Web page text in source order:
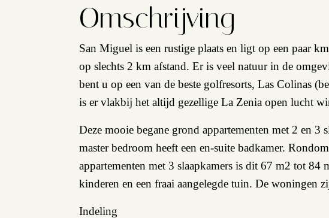
Omschrijving
San Miguel is een rustige plaats en ligt op een paar
op slechts 2 km afstand. Er is veel natuur in de
bent u op een van de beste golfresorts, Las Colinas
is er vlakbij het altijd gezellige La Zenia open lucht
Deze mooie begane grond appartementen met 2 en
master bedroom heeft een en-suite badkamer.
appartementen met 3 slaapkamers is dit 67 m2 tot 84
kinderen en een fraai aangelegde tuin. De woningen
Indeling